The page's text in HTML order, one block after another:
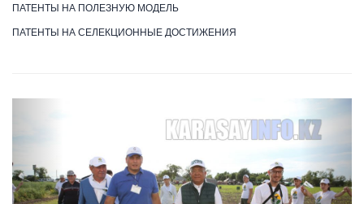
ПАТЕНТЫ НА ПОЛЕЗНУЮ МОДЕЛЬ
ПАТЕНТЫ НА СЕЛЕКЦИОННЫЕ ДОСТИЖЕНИЯ